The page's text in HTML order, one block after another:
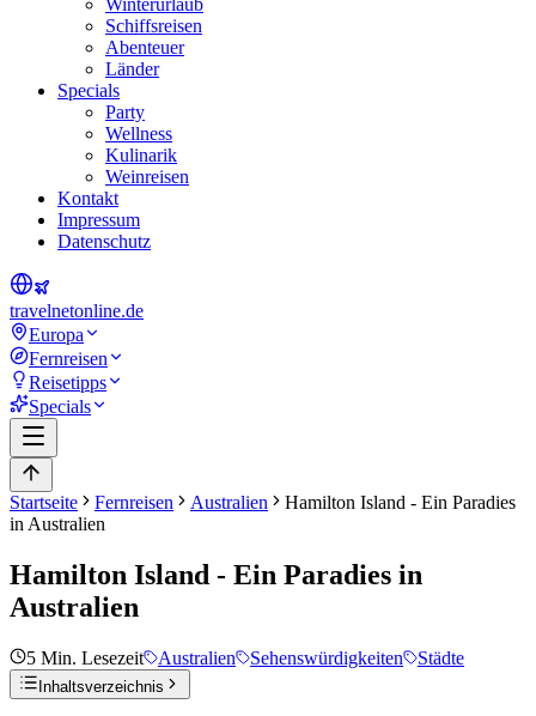
Winterurlaub
Schiffsreisen
Abenteuer
Länder
Specials
Party
Wellness
Kulinarik
Weinreisen
Kontakt
Impressum
Datenschutz
travelnetonline.de
Europa
Fernreisen
Reisetipps
Specials
Startseite Fernreisen Australien
Hamilton Island - Ein Paradies
in Australien
Hamilton Island - Ein Paradies in
Australien
5 Min. Lesezeit Australien Sehenswürdigkeiten Städte
Inhaltsverzeichnis